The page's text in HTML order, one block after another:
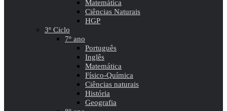
Matemática
Ciências Naturais
HGP
3º Ciclo
7º ano
Português
Inglês
Matemática
Físico-Química
Ciências naturais
História
Geografia